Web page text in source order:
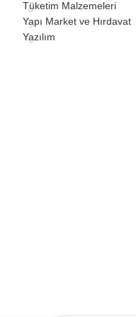
Tüketim Malzemeleri
Yapı Market ve Hırdavat
Yazılım